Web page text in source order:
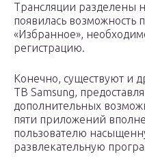
Трансляции разделены
появилась возможность
«Избранное»,
регистрацию.
Конечно, существуют и
ТВ Samsung,
дополнительных
пяти приложений
пользователю
развлекательную